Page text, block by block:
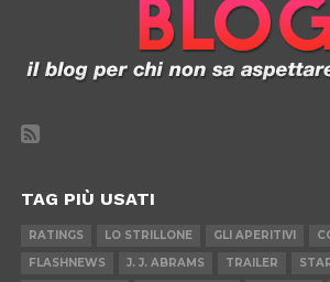
TAG PIÙ USATI
RATINGS LO STRILLONE GLI APERITIVI
FLASHNEWS
J. J. ABRAMS TRAILER